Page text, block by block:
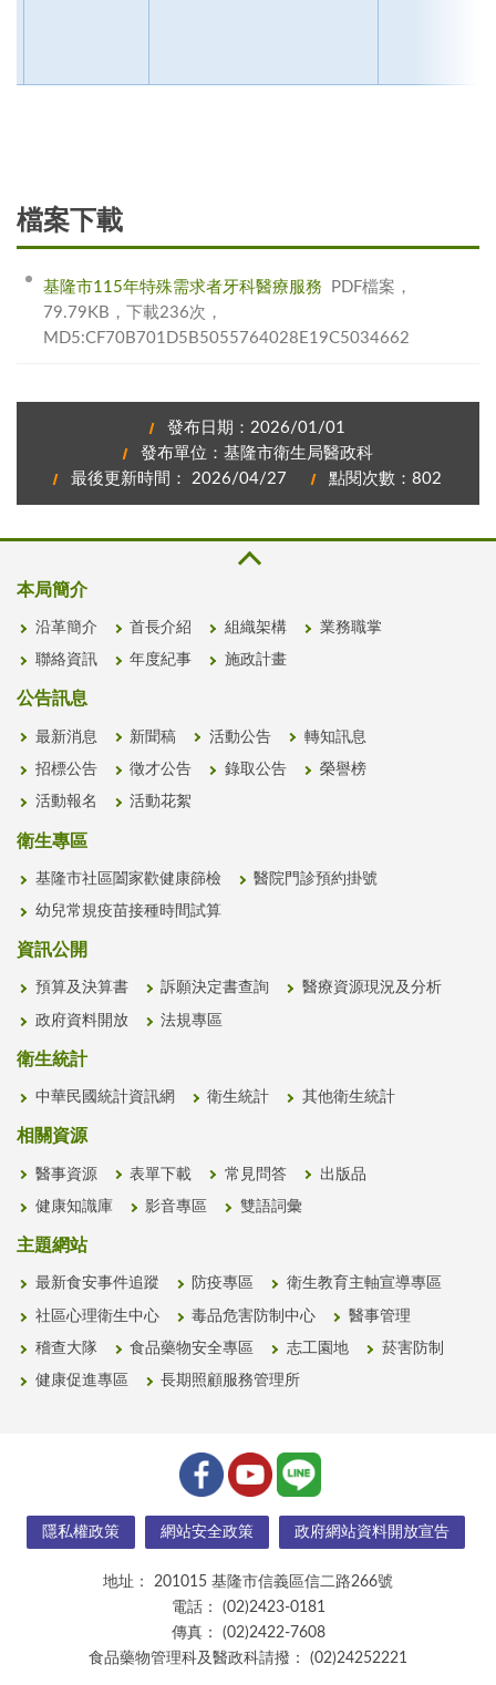
檔案下載
基隆市115年特殊需求者牙科醫療服務
PDF檔案，
79.79KB，下載236次，
MD5:CF70B701D5B5055764028E19C5034662
發布日期：2026/01/01
發布單位：基隆市衛生局醫政科
最後更新時間： 2026/04/27
點閱次數：802
本局簡介
沿革簡介 首長介紹 組織架構 業務職掌
聯絡資訊 年度紀事 施政計畫
公告訊息
最新消息 新聞稿 活動公告 轉知訊息
招標公告 徵才公告 錄取公告 榮譽榜
活動報名 活動花絮
衛生專區
基隆市社區闔家歡健康篩檢 醫院門診預約掛號
幼兒常規疫苗接種時間試算
資訊公開
預算及決算書 訴願決定書查詢 醫療資源現況及分析
政府資料開放 法規專區
衛生統計
中華民國統計資訊網 衛生統計 其他衛生統計
相關資源
醫事資源 表單下載 常見問答 出版品
健康知識庫 影音專區 雙語詞彙
主題網站
最新食安事件追蹤 防疫專區 衛生教育主軸宣導專區
社區心理衛生中心 毒品危害防制中心 醫事管理
稽查大隊 食品藥物安全專區 志工園地 菸害防制
健康促進專區 長期照顧服務管理所
隱私權政策 網站安全政策 政府網站資料開放宣告
地址：
201015 基隆市信義區信二路266號
電話：
(02)2423-0181
傳真：
(02)2422-7608
食品藥物管理科及醫政科請撥：
(02)24252221